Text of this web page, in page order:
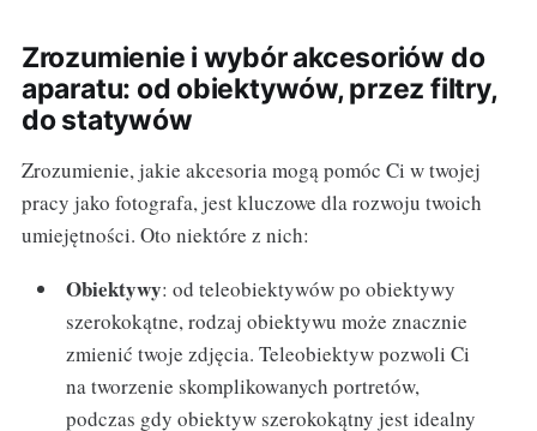
Zrozumienie i wybór akcesoriów do
aparatu: od obiektywów, przez filtry,
do statywów
Zrozumienie, jakie akcesoria mogą pomóc Ci w twojej
pracy jako fotografa, jest kluczowe dla rozwoju twoich
umiejętności. Oto niektóre z nich:
Obiektywy: od teleobiektywów po obiektywy
szerokokątne, rodzaj obiektywu może znacznie
zmienić twoje zdjęcia. Teleobiektyw pozwoli Ci
na tworzenie skomplikowanych portretów,
podczas gdy obiektyw szerokokątny jest idealny